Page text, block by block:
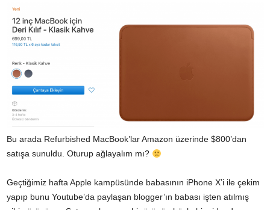
Bu arada Refurbished MacBook’lar Amazon üzerinde $800’dan
satışa sunuldu. Oturup ağlayalım mı?
Geçtiğimiz hafta Apple kampüsünde babasının iPhone X’i ile çekim
yapıp bunu Youtube’da paylaşan blogger’ın babası işten atılmış